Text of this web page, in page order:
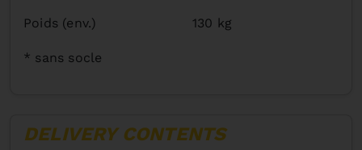
Poids (env.) 130 kg
* sans socle
DELIVERY CONTENTS